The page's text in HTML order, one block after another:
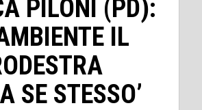
PILONI (PD):
IL
SE STESSO’